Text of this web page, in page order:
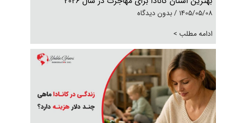
1405/05/08
بدون دیدگاه
ادامه مطلب >